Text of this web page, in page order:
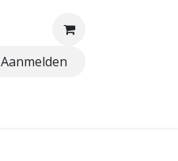
Aanmelden